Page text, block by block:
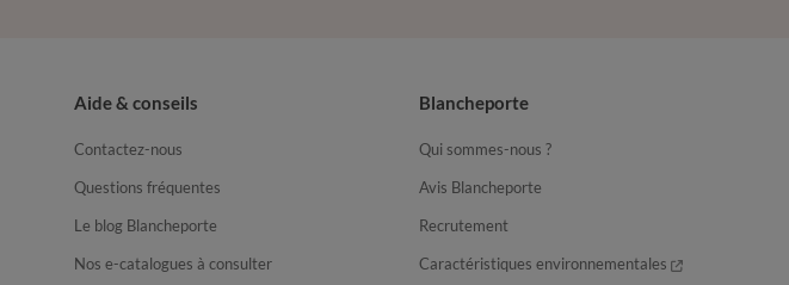
Aide & conseils
Contactez-nous
Questions fréquentes
Le blog Blancheporte
Nos e-catalogues à consulter
Blancheporte
Qui sommes-nous ?
Avis Blancheporte
Recrutement
Caractéristiques environnementales